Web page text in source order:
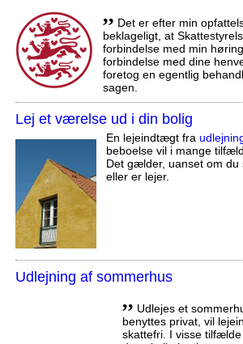
,, Det er efter min
beklageligt, at
forbindelse med min
forbindelse med dine
foretog en egentlig
sagen.
Lej et værelse ud i din bolig
En lejeindtægt fra
beboelse vil i mange
Det gælder, uanset om du
eller er lejer.
Udlejning af sommerhus
,, Udlejes et
benyttes privat, vil
skattefri. I visse